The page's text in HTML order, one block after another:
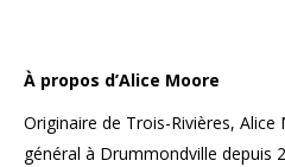
À propos d’Alice Moore
Originaire de Trois-Rivières,
général à Drummondville depuis